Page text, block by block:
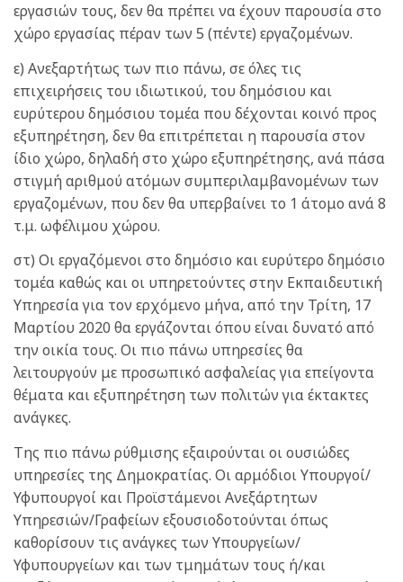
εργασιών τους, δεν θα πρέπει να έχουν παρουσία στο
χώρο εργασίας πέραν των 5 (πέντε) εργαζομένων.
ε) Ανεξαρτήτως των πιο πάνω, σε όλες τις
επιχειρήσεις του ιδιωτικού, του δημόσιου και
ευρύτερου δημόσιου τομέα που δέχονται κοινό προς
εξυπηρέτηση, δεν θα επιτρέπεται η παρουσία στον
ίδιο χώρο, δηλαδή στο χώρο εξυπηρέτησης, ανά πάσα
στιγμή αριθμού ατόμων συμπεριλαμβανομένων των
εργαζομένων, που δεν θα υπερβαίνει το 1 άτομο ανά 8
τ.μ. ωφέλιμου χώρου.
στ) Οι εργαζόμενοι στο δημόσιο και ευρύτερο δημόσιο
τομέα καθώς και οι υπηρετούντες στην Εκπαιδευτική
Υπηρεσία για τον ερχόμενο μήνα, από την Τρίτη, 17
Μαρτίου 2020 θα εργάζονται όπου είναι δυνατό από
την οικία τους. Οι πιο πάνω υπηρεσίες θα
λειτουργούν με προσωπικό ασφαλείας για επείγοντα
θέματα και εξυπηρέτηση των πολιτών για έκτακτες
ανάγκες.
Της πιο πάνω ρύθμισης εξαιρούνται οι ουσιώδες
υπηρεσίες της Δημοκρατίας. Οι αρμόδιοι Υπουργοί/
Υφυπουργοί και Προϊστάμενοι Ανεξάρτητων
Υπηρεσιών/Γραφείων εξουσιοδοτούνται όπως
καθορίσουν τις ανάγκες των Υπουργείων/
Υφυπουργείων και των τμημάτων τους ή/και